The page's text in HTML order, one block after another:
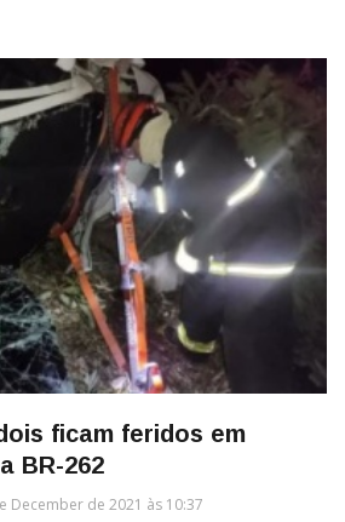
ficam feridos em
BR-262
December de 2021 às 10:37